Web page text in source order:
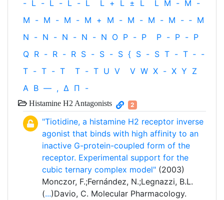
- L - L - L - L L + L ± L L M - M -
M - M - M - M + M - M - M - M - ‐ M
N - N - N - N - N O P - P P - P - P
Q R - R - R S - S - S { S - S T - T ‐ -
T - T - T T - T U V V W X - X Y Z
Α Β — , Δ Π -
Histamine H2 Antagonists 2
"Tiotidine, a histamine H2 receptor inverse
agonist that binds with high affinity to an
inactive G-protein-coupled form of the
receptor. Experimental support for the
cubic ternary complex model" (2003)
Monczor, F.;Fernández, N.;Legnazzi, B.L.
(...)Davio, C. Molecular Pharmacology.